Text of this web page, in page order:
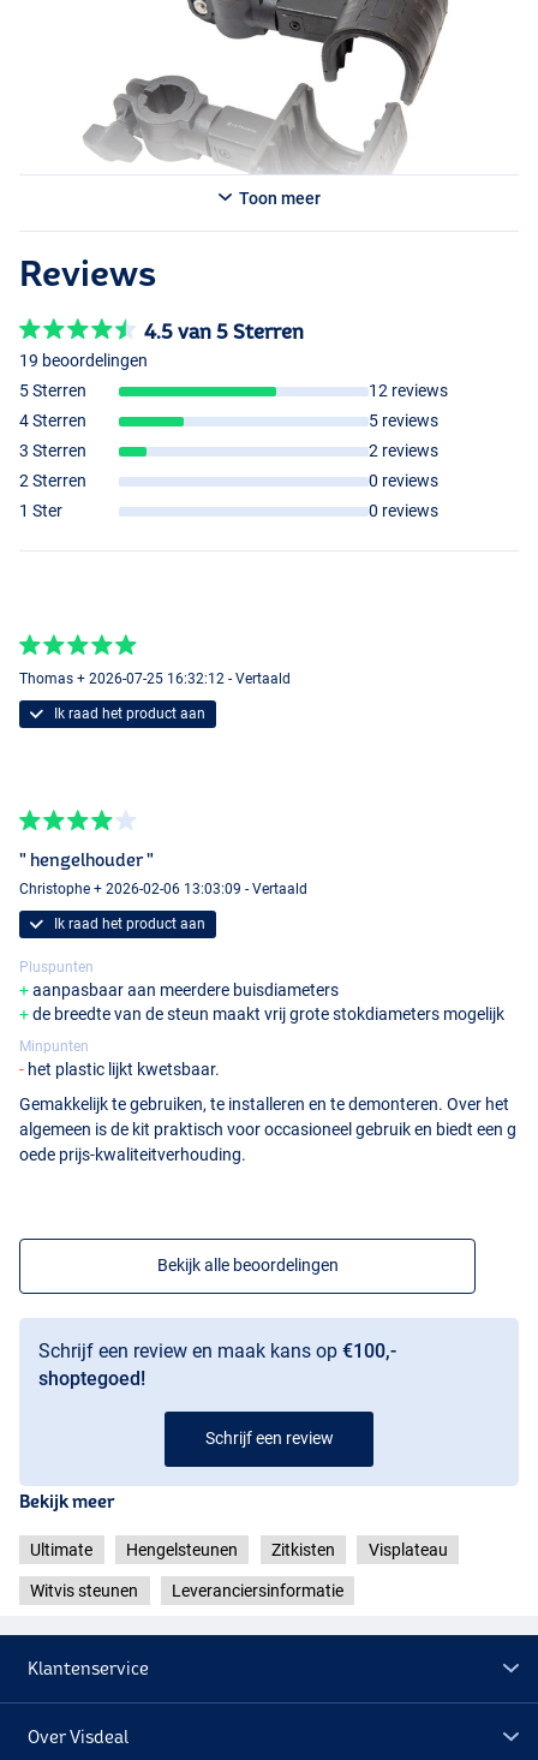
Toon meer
Reviews
4.5 van 5 Sterren
19 beoordelingen
5 Sterren
12 reviews
4 Sterren
5 reviews
3 Sterren
2 reviews
2 Sterren
0 reviews
1 Ster
0 reviews
Thomas + 2026-07-25 16:32:12 - Vertaald
Ik raad het product aan
" hengelhouder "
Christophe + 2026-02-06 13:03:09 - Vertaald
Ik raad het product aan
Pluspunten
aanpasbaar aan meerdere buisdiameters
de breedte van de steun maakt vrij grote stokdiameters mogelijk
Minpunten
het plastic lijkt kwetsbaar.
Gemakkelijk te gebruiken, te installeren en te demonteren. Over het
algemeen is de kit praktisch voor occasioneel gebruik en biedt een g
oede prijs-kwaliteitverhouding.
Bekijk alle beoordelingen
Schrijf een review en maak kans op €100,-
shoptegoed!
Schrijf een review
Bekijk meer
Ultimate Hengelsteunen Zitkisten Visplateau
Witvis steunen Leveranciersinformatie
Klantenservice
Over Visdeal